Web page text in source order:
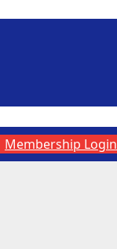
Membership Login